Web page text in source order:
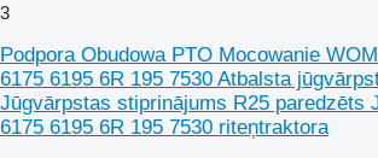
3
Podpora Obudowa PTO Mocowanie
6175 6195 6R 195 7530 Atbalsta
Jūgvārpstas stiprinājums R25 paredzēts
6175 6195 6R 195 7530 riteņtraktora